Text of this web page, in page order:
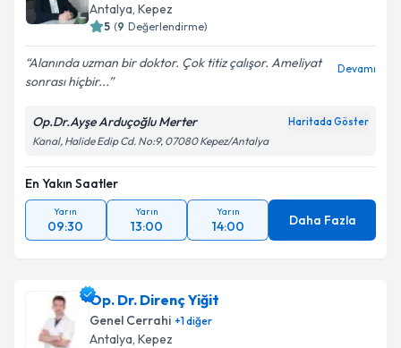
Kişisel verilerimin işlenmesine ilişkinAydınlatma
Metni
Antalya, Kepez
5 (9 Değerlendirme)
Alanında uzman bir doktor. Çok titiz çalışor. Ameliyat
sonrası hiçbir...
Devamı
Op.Dr.Ayşe Arduçoğlu Merter Haritada Göster
Kanal, Halide Edip Cd. No:9, 07080 Kepez/Antalya
En Yakın Saatler
Yarın
09:30
Yarın
13:00
Yarın
14:00 Daha Fazla
Op. Dr. Direnç Yiğit
Genel Cerrahi +1diğer
Antalya, Kepez